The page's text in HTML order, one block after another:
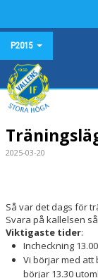
P2015
HEM
NYHETER
TRUPPEN
BILDGALLERI
2025-03-20
Så var det dags för
Svara på kallelsen
Viktigaste tider:
Incheckning
Vi börjar med att
börjar 13.30